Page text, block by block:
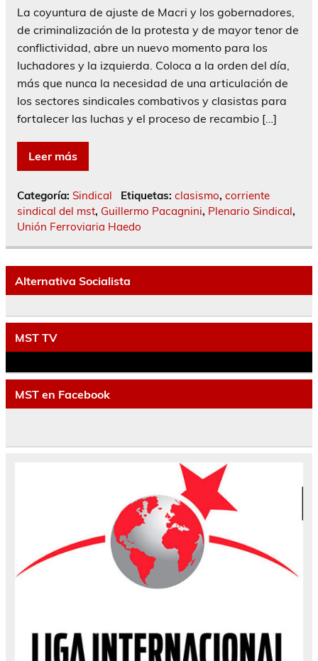
La coyuntura de ajuste de Macri y los gobernadores,
de criminalización de la protesta y de mayor tenor de
conflictividad, abre un nuevo momento para los
luchadores y la izquierda. Coloca a la orden del día,
más que nunca la necesidad de una articulación de
los sectores sindicales combativos y clasistas para
fortalecer las luchas y el proceso de recambio […]
Leer más
Categoría: Sindical Etiquetas: clasismo, corriente
sindical del mst, Guillermo Pacagnini, Plenario Sindical,
Unión Ferroviaria Haedo
Alternativa Socialista
MST TV
MST en Facebook